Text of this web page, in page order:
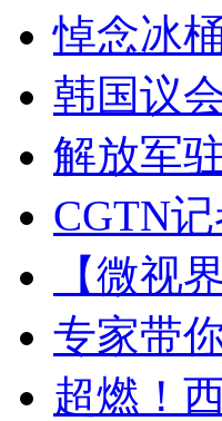
悼念冰
韩国议
解放军
CGTN
【微视
专家带
超燃！